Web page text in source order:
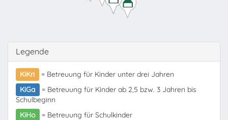
Legende
KiKri
= Betreuung für Kinder unter drei Jahren
KiGa
= Betreuung für Kinder ab 2,5 bzw. 3 Jahren bis
Schulbeginn
KiHo
= Betreuung für Schulkinder